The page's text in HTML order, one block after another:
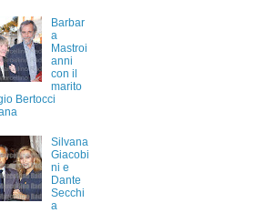
Barbar
a
Mastroi
anni
con il
marito
Bertocci
Silvana
Giacobi
ni e
Dante
Secchi
a